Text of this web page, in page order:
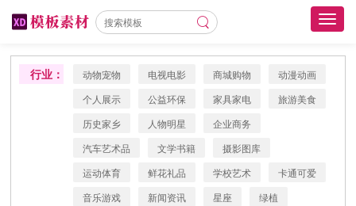
行业： 动物宠物 电视电影 商城购物
动漫动画
个人展示
公益环保 家具家电
旅游美食
历史家乡
人物明星
企业商务
汽车艺术品
文学书籍
摄影图库
运动体育
鲜花礼品 学校艺术
卡通可爱
音乐游戏
新闻资讯 星座
绿植